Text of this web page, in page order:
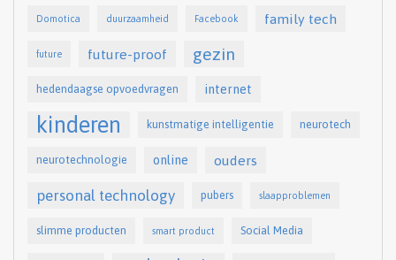
Domotica duurzaamheid Facebook family tech
future future-proof gezin
hedendaagse opvoedvragen internet
kinderen kunstmatige intelligentie neurotech
neurotechnologie online ouders
personal technology pubers slaapproblemen
slimme producten smart product Social Media